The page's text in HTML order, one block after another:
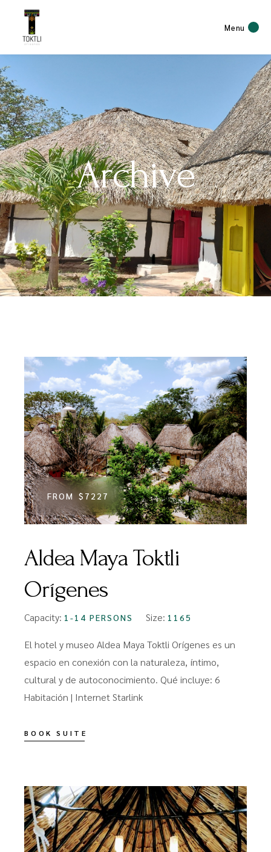
Menu
Archive
FROM $7227
Aldea Maya Toktli
Orígenes
Capacity: 1-14 PERSONS Size: 1165
El hotel y museo Aldea Maya Toktli Orígenes es un
espacio en conexión con la naturaleza, íntimo,
cultural y de autoconocimiento. Qué incluye: 6
Habitación | Internet Starlink
BOOK SUITE